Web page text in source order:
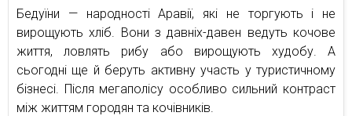
Бедуїни — народності Аравії, які не торгують і не
вирощують хліб. Вони з давніх-давен ведуть кочове
життя, ловлять рибу або вирощують худобу. А
сьогодні ще й беруть активну участь у туристичному
бізнесі. Після мегаполісу особливо сильний контраст
між життям городян та кочівників.